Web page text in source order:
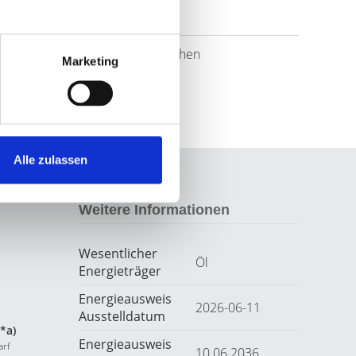
Marketing
Alle zulassen
Website besuchen
Weitere Informationen
Wesentlicher
Energieträger
Öl
Energieausweis
Ausstelldatum
2026-06-11
Energieausweis